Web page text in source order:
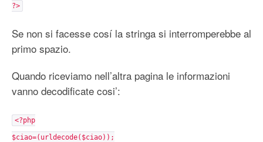
?>
Se non si facesse cosí la stringa si interromperebbe al
primo spazio.
Quando riceviamo nell’altra pagina le informazioni
vanno decodificate cosi’:
<?php
$ciao=(urldecode($ciao));